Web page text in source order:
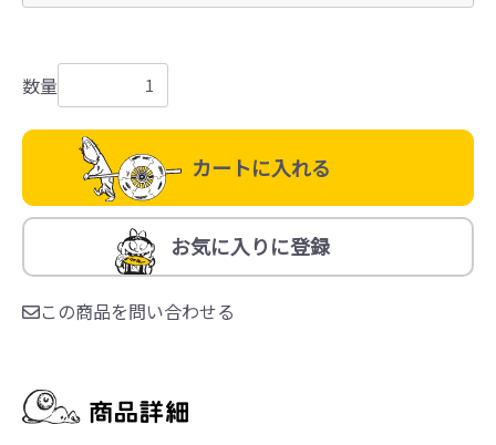
数量
カートに入れる
お気に入りに登録
この商品を問い合わせる